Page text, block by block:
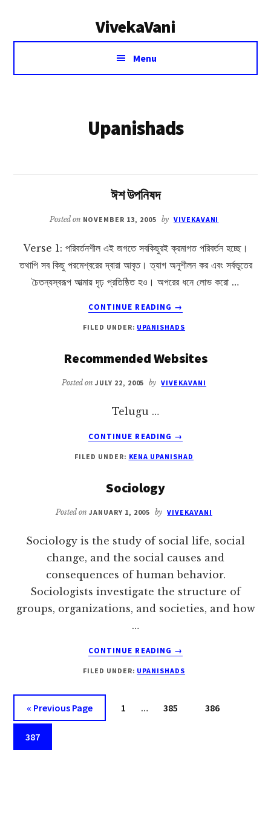
VivekaVani
Voice
Vivekananda
Menu
Upanishads
ঈশ উপনিষদ
Posted on NOVEMBER 13, 2005 by VIVEKAVANI
Verse 1: পরিবর্তনশীল এই জগতে সবকিছুরই ক্রমাগত পরিবর্তন হচ্ছে।
তথাপি সব কিছু পরমেশ্বরের দ্বারা আবৃত। ত্যাগ অনুশীলন কর এবং সর্বভূতের
চৈতন্যস্বরূপ আত্মায় দৃঢ় প্রতিষ্ঠিত হও। অপরের ধনে লোভ করো …
CONTINUE READING
ABOUT
উপনিষদ
→
FILED UNDER: UPANISHADS
Recommended Websites
Posted on JULY 22, 2005 by VIVEKAVANI
Telugu …
CONTINUE READING
ABOUT
WEBSITES
→
FILED UNDER: KENA UPANISHAD
Sociology
Posted on JANUARY 1, 2005 by VIVEKAVANI
Sociology is the study of social life, social
change, and the social causes and
consequences of human behavior.
Sociologists investigate the structure of
groups, organizations, and societies, and how
…
CONTINUE READING
ABOUT
→
FILED UNDER: UPANISHADS
« Go
to
Previous Page Page
1 … Page
385 Page
386
Page
387